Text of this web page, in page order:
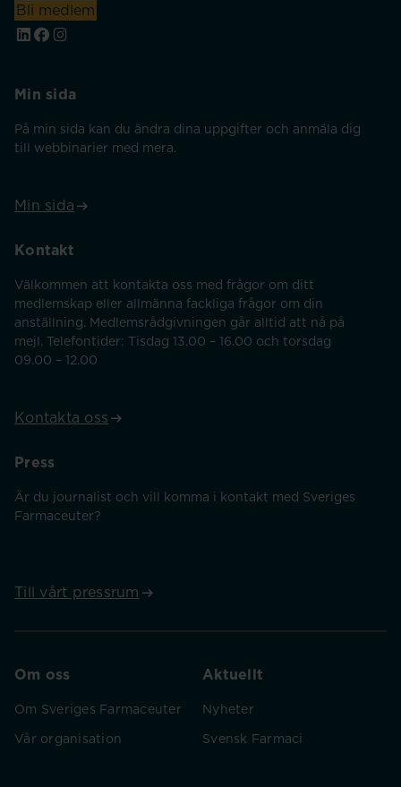
Bli medlem
Min sida
På min sida kan du ändra dina uppgifter och anmäla dig
till webbinarier med mera.
Min sida
Kontakt
Välkommen att kontakta oss med frågor om ditt
medlemskap eller allmänna fackliga frågor om din
anställning. Medlemsrådgivningen går alltid att nå på
mejl. Telefontider: Tisdag 13.00 – 16.00 och torsdag
09.00 – 12.00
Kontakta oss
Press
Är du journalist och vill komma i kontakt med Sveriges
Farmaceuter?
Till vårt pressrum
Om oss
Om Sveriges Farmaceuter
Vår organisation
Aktuellt
Nyheter
Svensk Farmaci